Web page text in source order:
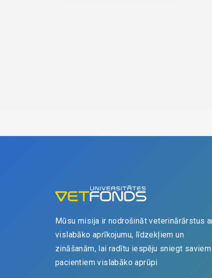
Mūsu misija ir nodrošināt veterinārārstus
vislabāko aprīkojumu, līdzekļiem un
zināšanām, lai radītu iespēju sniegt saviem
pacientiem vislabāko aprūpi